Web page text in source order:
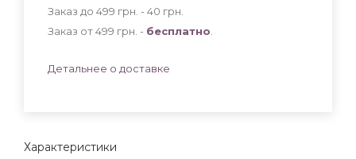
Характеристики
Заказ до 499 грн. - 40 грн
Заказ от 499 грн. - бесплатно
Детальнее о доставке